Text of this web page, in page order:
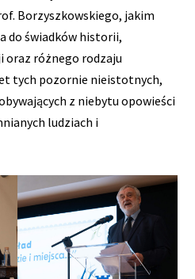
Borzyszkowskiego, jakim
do świadków historii,
oraz różnego rodzaju
tych pozornie nieistotnych,
z niebytu opowieści
ludziach i